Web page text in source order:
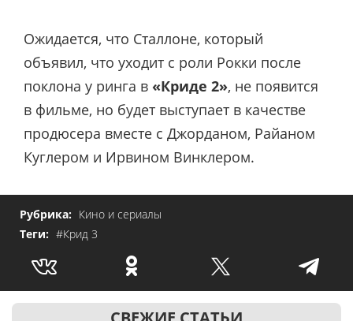
Ожидается, что Сталлоне, который
объявил, что уходит с роли Рокки после
поклона у ринга в «Криде 2», не появится
в фильме, но будет выступает в качестве
продюсера вместе с Джорданом, Райаном
Куглером и Ирвином Винклером.
Рубрика: Кино и сериалы
Теги: #Крид 3